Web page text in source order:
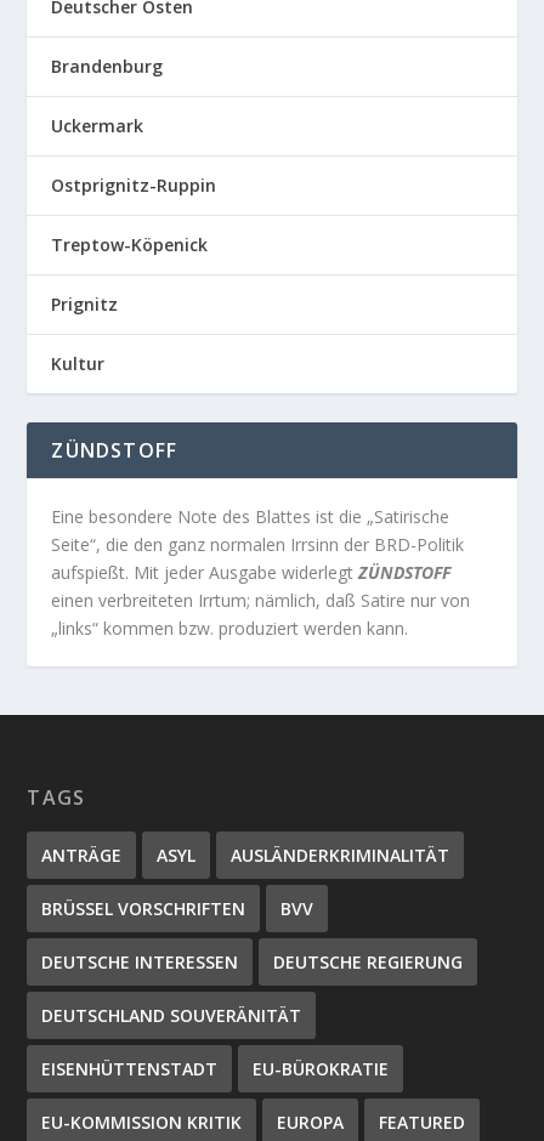
Deutscher Osten
Brandenburg
Uckermark
Ostprignitz-Ruppin
Treptow-Köpenick
Prignitz
Kultur
ZÜNDSTOFF
Eine besondere Note des Blattes ist die „Satirische
Seite“, die den ganz normalen Irrsinn der BRD-Politik
aufspießt. Mit jeder Ausgabe widerlegtZÜNDSTOFF
einen verbreiteten Irrtum; nämlich, daß Satire nur von
„links“ kommen bzw. produziert werden kann.
TAGS
ANTRÄGE ASYL AUSLÄNDERKRIMINALITÄT
BRÜSSEL VORSCHRIFTEN BVV
DEUTSCHE INTERESSEN DEUTSCHE REGIERUNG
DEUTSCHLAND SOUVERÄNITÄT
EISENHÜTTENSTADT EU-BÜROKRATIE
EU-KOMMISSION KRITIK EUROPA FEATURED